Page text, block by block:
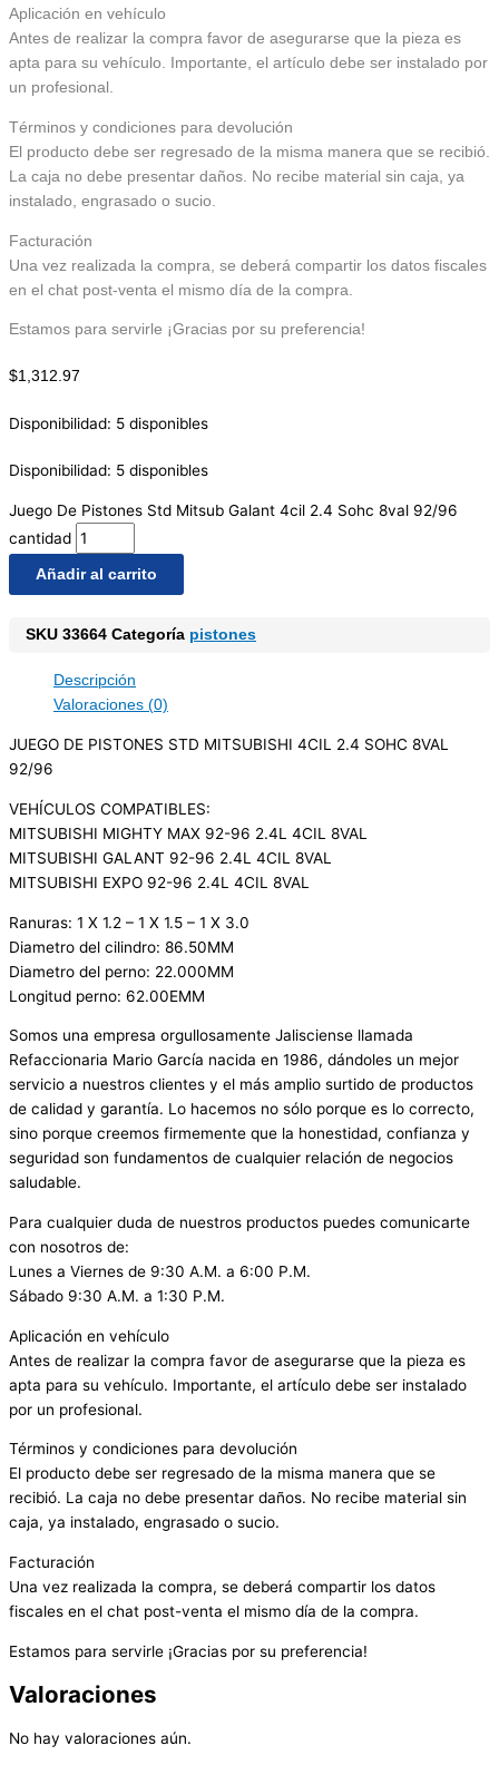
Aplicación en vehículo
Antes de realizar la compra favor de asegurarse que la pieza es
apta para su vehículo. Importante, el artículo debe ser instalado por
un profesional.
Términos y condiciones para devolución
El producto debe ser regresado de la misma manera que se recibió.
La caja no debe presentar daños. No recibe material sin caja, ya
instalado, engrasado o sucio.
Facturación
Una vez realizada la compra, se deberá compartir los datos fiscales
en el chat post-venta el mismo día de la compra.
Estamos para servirle ¡Gracias por su preferencia!
$1,312.97
Disponibilidad: 5 disponibles
Disponibilidad: 5 disponibles
Juego De Pistones Std Mitsub Galant 4cil 2.4 Sohc 8val 92/96
cantidad
Añadir al carrito
SKU 33664 Categoría pistones
Descripción
Valoraciones (0)
JUEGO DE PISTONES STD MITSUBISHI 4CIL 2.4 SOHC 8VAL
92/96
VEHÍCULOS COMPATIBLES:
MITSUBISHI MIGHTY MAX 92-96 2.4L 4CIL 8VAL
MITSUBISHI GALANT 92-96 2.4L 4CIL 8VAL
MITSUBISHI EXPO 92-96 2.4L 4CIL 8VAL
Ranuras: 1 X 1.2 – 1 X 1.5 – 1 X 3.0
Diametro del cilindro: 86.50MM
Diametro del perno: 22.000MM
Longitud perno: 62.00EMM
Somos una empresa orgullosamente Jalisciense llamada
Refaccionaria Mario García nacida en 1986, dándoles un mejor
servicio a nuestros clientes y el más amplio surtido de productos
de calidad y garantía. Lo hacemos no sólo porque es lo correcto,
sino porque creemos firmemente que la honestidad, confianza y
seguridad son fundamentos de cualquier relación de negocios
saludable.
Para cualquier duda de nuestros productos puedes comunicarte
con nosotros de:
Lunes a Viernes de 9:30 A.M. a 6:00 P.M.
Sábado 9:30 A.M. a 1:30 P.M.
Aplicación en vehículo
Antes de realizar la compra favor de asegurarse que la pieza es
apta para su vehículo. Importante, el artículo debe ser instalado
por un profesional.
Términos y condiciones para devolución
El producto debe ser regresado de la misma manera que se
recibió. La caja no debe presentar daños. No recibe material sin
caja, ya instalado, engrasado o sucio.
Facturación
Una vez realizada la compra, se deberá compartir los datos
fiscales en el chat post-venta el mismo día de la compra.
Estamos para servirle ¡Gracias por su preferencia!
Valoraciones
No hay valoraciones aún.